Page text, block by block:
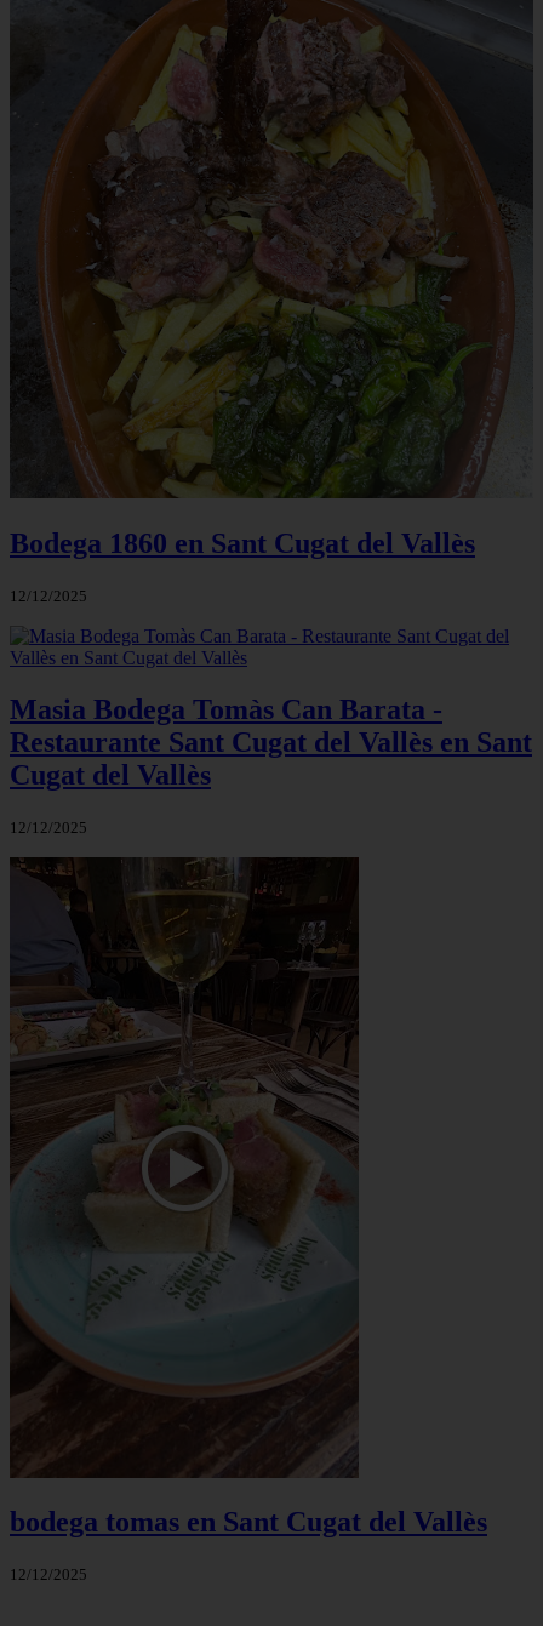
Bodega 1860 en Sant Cugat del Vallès
12/12/2025
Masia Bodega Tomàs Can Barata -
Restaurante Sant Cugat del Vallès en Sant
Cugat del Vallès
12/12/2025
bodega tomas en Sant Cugat del Vallès
12/12/2025